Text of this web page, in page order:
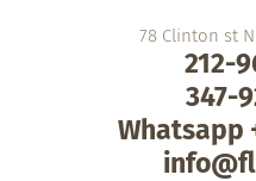
78 Clinton st
212-
347-
Whatsapp